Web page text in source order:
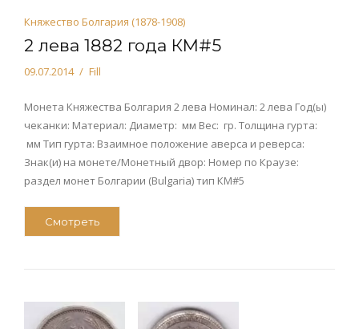
Княжество Болгария (1878-1908)
2 лева 1882 года КМ#5
09.07.2014 Fill
Монета Княжества Болгария 2 лева Номинал: 2 лева Год(ы)
чеканки: Материал: Диаметр: мм Вес: гр. Толщина гурта:
мм Тип гурта: Взаимное положение аверса и реверса:
Знак(и) на монете/Монетный двор: Номер по Краузе:
раздел монет Болгарии (Bulgaria) тип КМ#5
Смотреть